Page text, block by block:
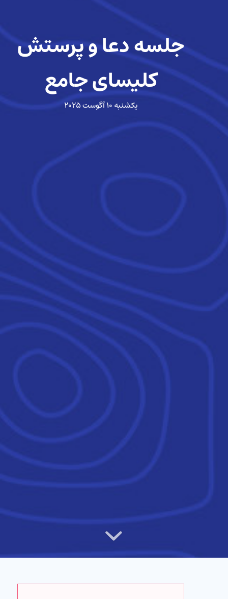
جلسه دعا و پرستش
کلیسای جامع
یکشنبه ۱۰ آگوست ۲۰۲۵